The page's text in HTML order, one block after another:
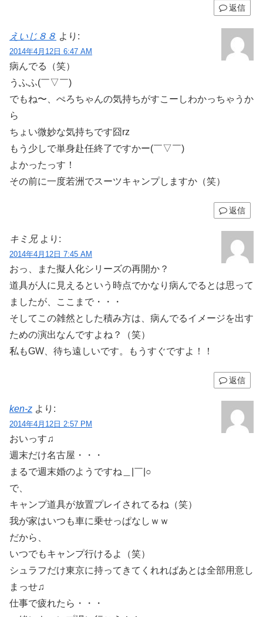
返信
えいじ８８ より:
2014年4月12日 6:47 AM
病んでる（笑）
うふふ(￣▽￣)
でもね〜、ぺろちゃんの気持ちがすこーしわかっちゃうか
ら
ちょい微妙な気持ちです囧rz
もう少しで単身赴任終了ですかー(￣▽￣)
よかったっす！
その前に一度若洲でスーツキャンプしますか（笑）
返信
キミ兄 より:
2014年4月12日 7:45 AM
おっ、また擬人化シリーズの再開か？
道具が人に見えるという時点でかなり病んでるとは思って
ましたが、ここまで・・・
そしてこの雑然とした積み方は、病んでるイメージを出す
ための演出なんですよね？（笑）
私もGW、待ち遠しいです。もうすぐですよ！！
返信
ken-z より:
2014年4月12日 2:57 PM
おいっす♫
週末だけ名古屋・・・
まるで週末婚のようですね＿|￣|○
で、
キャンプ道具が放置プレイされてるね（笑）
我が家はいつも車に乗せっぱなしｗｗ
だから、
いつでもキャンプ行けるよ（笑）
シュラフだけ東京に持ってきてくれればあとは全部用意し
まっせ♫
仕事で疲れたら・・・